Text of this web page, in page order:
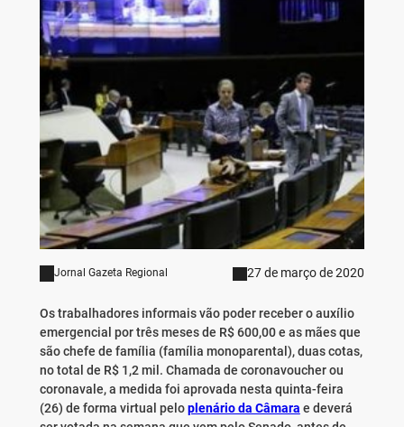
Jornal Gazeta Regional 27 de março de 2020
Os trabalhadores informais vão poder receber o auxílio
emergencial por três meses de R$ 600,00 e as mães que
são chefe de família (família monoparental), duas cotas,
no total de R$ 1,2 mil. Chamada de coronavoucher ou
coronavale, a medida foi aprovada nesta quinta-feira
(26) de forma virtual peloplenário da Câmara e deverá